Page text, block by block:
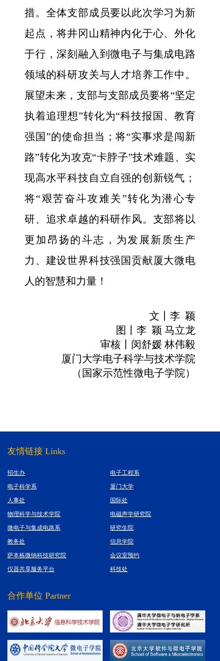
措。全体支部成员要以此次学习为新
起点，将井冈山精神内化于心、外化
于行，深刻融入到微电子与集成电路
领域的科研攻关与人才培养工作中。
展望未来，支部与支部成员要将“坚定
执着追理想”转化为“科技报国、教育
强国”的使命担当；将“实事求是闯新
路”转化为攻克“卡脖子”技术难题、实
现高水平科技自立自强的创新锐气；
将“艰苦奋斗攻难关”转化为潜心专
研、追求卓越的科研作风。支部将以
更加昂扬的斗志，为发展新质生产
力、建设世界科技强国贡献厦大微电
人的智慧和力量！
文丨李 颖
图丨李 颖 马立龙
审核丨闵舒媛 林伟毅
厦门大学电子科学与技术学院
（国家示范性微电子学院）
友情链接 Links
电子工程系
招生办
厦门大学
电子科学系
国际处
人事处
电磁声学研究院
物理科学与技术学院
研究生院
微电子与集成电路系
信息学院
教务处
会议室预约
萨本栋微纳科技研究院
科技处
仪器共享服务平台
合作单位 Partner